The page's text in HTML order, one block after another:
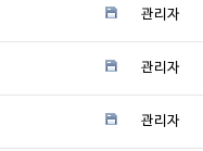
관리자
관리자
관리자